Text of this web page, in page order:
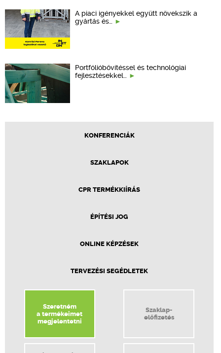
A piaci igényekkel együtt növekszik a
gyártás és…
Portfólióbővítéssel és technológiai
fejlesztésekkel…
KONFERENCIÁK
SZAKLAPOK
CPR TERMÉKKIÍRÁS
ÉPÍTÉSI JOG
ONLINE KÉPZÉSEK
TERVEZÉSI SEGÉDLETEK
Szeretném
a termékeimet
megjelentetni
Szaklap-
előfizetés